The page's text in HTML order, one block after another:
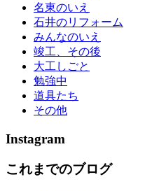
名東のいえ
石井のリフォーム
みんなのいえ
竣工、その後
大工しごと
勉強中
道具たち
その他
Instagram
これまでのブログ